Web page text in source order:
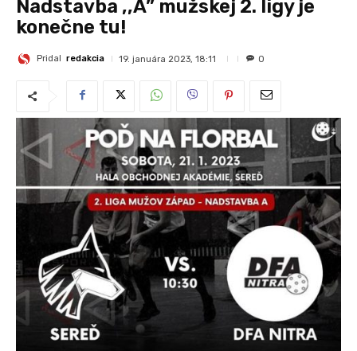
Nadstavba ,,A” mužskej 2. ligy je
konečne tu!
Pridal redakcia 19. januára 2023, 18:11 0